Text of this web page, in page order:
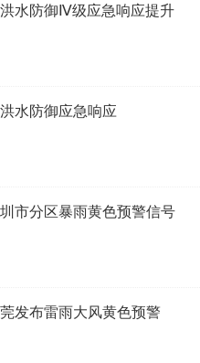
水防御Ⅳ级应急响应提升
水防御应急响应
市分区暴雨黄色预警信号
发布雷雨大风黄色预警